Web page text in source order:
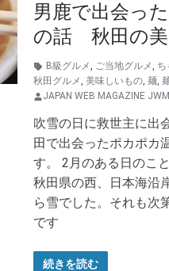
男鹿で出会っ
の話 秋田の美
B級グルメ, ご当地グルメ, ち
秋田グルメ, 美味しいもの, 麺,
JAPAN WEB MAGAZINE
吹雪の日に救世主に出
田で出会ったポカポカ
す。 2月のある日のこ
秋田県の西、日本海沿
ら雪でした。それも次
です
続きを読む